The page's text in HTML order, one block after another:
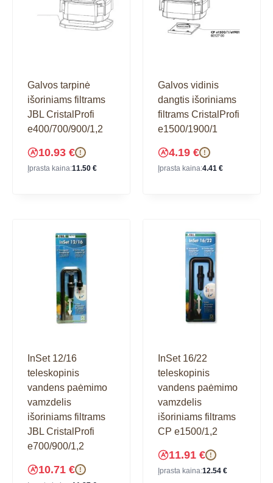
Galvos tarpinė
išoriniams filtrams
JBL CristalProfi
e400/700/900/1,2
10.93 € !
Įprasta kaina:11.50 €
Galvos vidinis
dangtis išoriniams
filtrams CristalProfi
e1500/1900/1
4.19 € !
Įprasta kaina:4.41 €
InSet 12/16
teleskopinis
vandens paėmimo
vamzdelis
išoriniams filtrams
JBL CristalProfi
e700/900/1,2
10.71 € !
InSet 16/22
teleskopinis
vandens paėmimo
vamzdelis
išoriniams filtrams
CP e1500/1,2
11.91 € !
Įprasta kaina:12.54 €